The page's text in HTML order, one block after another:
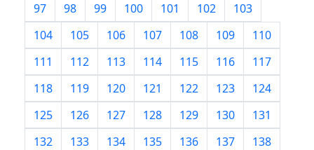
97
98 99 100 101 102
103
104
105 106 107 108 109
110
111
112 113 114 115 116
117
118
119 120 121 122 123
124
125
126 127 128 129 130
131
132
133 134 135 136 137
138